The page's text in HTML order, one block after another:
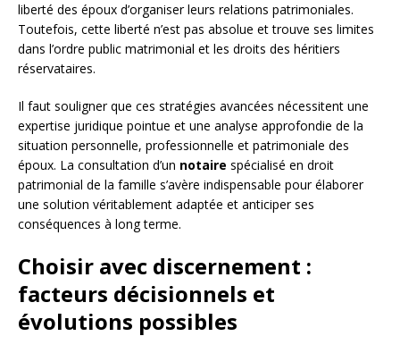
liberté des époux d’organiser leurs relations patrimoniales.
Toutefois, cette liberté n’est pas absolue et trouve ses limites
dans l’ordre public matrimonial et les droits des héritiers
réservataires.
Il faut souligner que ces stratégies avancées nécessitent une
expertise juridique pointue et une analyse approfondie de la
situation personnelle, professionnelle et patrimoniale des
époux. La consultation d’un notaire spécialisé en droit
patrimonial de la famille s’avère indispensable pour élaborer
une solution véritablement adaptée et anticiper ses
conséquences à long terme.
Choisir avec discernement :
facteurs décisionnels et
évolutions possibles